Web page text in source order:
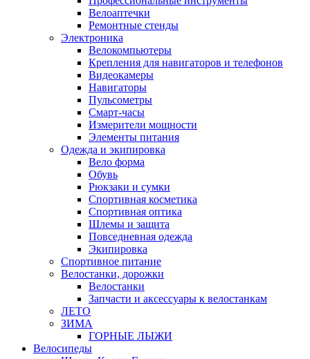
Велоаптечки
Ремонтные стенды
Электроника
Велокомпьютеры
Крепления для навигаторов и телефонов
Видеокамеры
Навигаторы
Пульсометры
Смарт-часы
Измерители мощности
Элементы питания
Одежда и экипировка
Вело форма
Обувь
Рюкзаки и сумки
Спортивная косметика
Спортивная оптика
Шлемы и защита
Повседневная одежда
Экипировка
Спортивное питание
Велостанки, дорожки
Велостанки
Запчасти и аксессуары к велостанкам
ЛЕТО
ЗИМА
ГОРНЫЕ ЛЫЖИ
Велосипеды